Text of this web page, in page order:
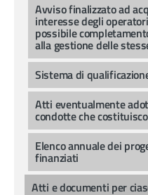
Avviso finalizzato ad
interesse degli
possibile
alla gestione delle
Sistema di
Atti eventualmente
condotte che
Elenco annuale dei
finanziati
Atti e documenti per